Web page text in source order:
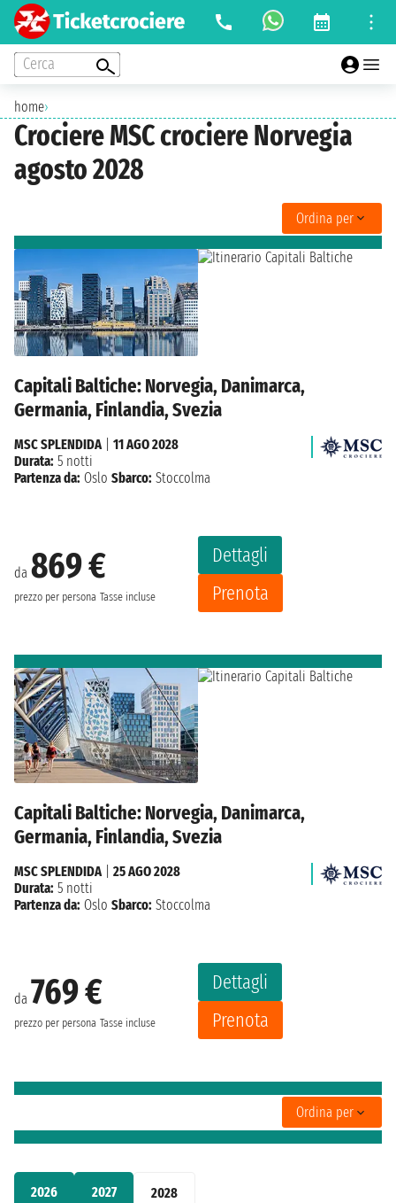
Cerca
home›
Crociere MSC crociere Norvegia
agosto 2028
2026 2027 2028
Ordina per
Capitali Baltiche: Norvegia, Danimarca,
Germania, Finlandia, Svezia
da 869 €
prezzo per persona Tasse incluse
Dettagli
Prenota
MSC SPLENDIDA| 11 AGO 2028
Durata: 5 notti
Partenza da: Oslo Sbarco: Stoccolma
Capitali Baltiche: Norvegia, Danimarca,
Germania, Finlandia, Svezia
da 769 €
prezzo per persona Tasse incluse
Dettagli
Prenota
MSC SPLENDIDA| 25 AGO 2028
Durata: 5 notti
Partenza da: Oslo Sbarco: Stoccolma
Ordina per